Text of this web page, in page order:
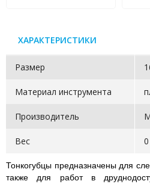
ХАРАКТЕРИСТИКИ
Размер
Материал инструмента
Производитель
Вес 0
Тонкогубцы предназначены для
также для работ в